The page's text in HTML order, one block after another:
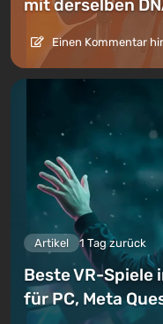
mit derselben
Einen Kommentar
Artikel 1 Tag zurück
Beste VR-Spiele
für PC, Meta